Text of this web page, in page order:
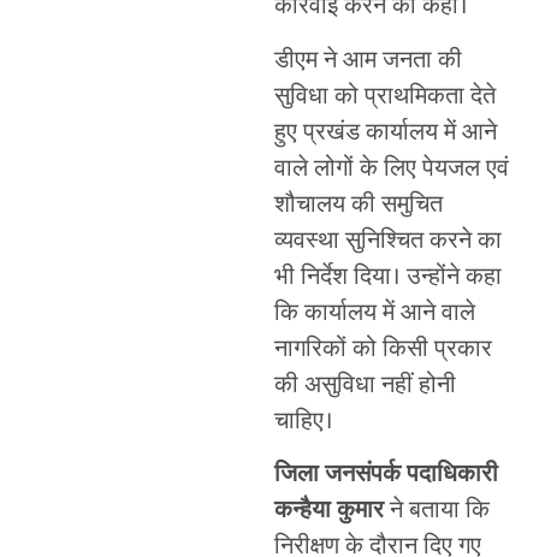
कार्रवाई करने को कहा।
डीएम ने आम जनता की
सुविधा को प्राथमिकता देते
हुए प्रखंड कार्यालय में आने
वाले लोगों के लिए पेयजल एवं
शौचालय की समुचित
व्यवस्था सुनिश्चित करने का
भी निर्देश दिया। उन्होंने कहा
कि कार्यालय में आने वाले
नागरिकों को किसी प्रकार
की असुविधा नहीं होनी
चाहिए।
जिला जनसंपर्क पदाधिकारी
कन्हैया कुमारने बताया कि
निरीक्षण के दौरान दिए गए